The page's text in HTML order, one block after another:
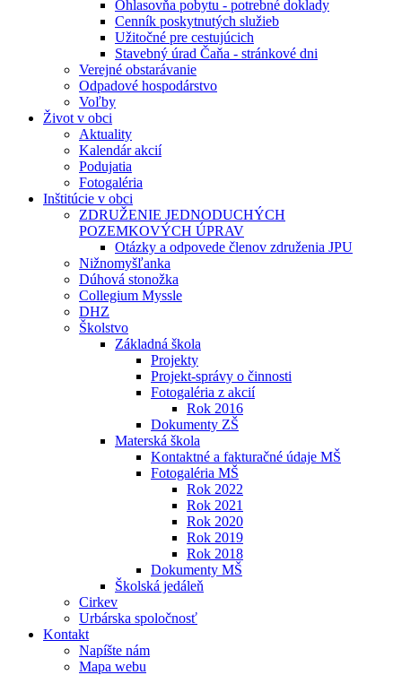
Ohlasovňa pobytu - potrebné doklady
Cenník poskytnutých služieb
Užitočné pre cestujúcich
Stavebný úrad Čaňa - stránkové dni
Verejné obstarávanie
Odpadové hospodárstvo
Voľby
Život v obci
Aktuality
Kalendár akcií
Podujatia
Fotogaléria
Inštitúcie v obci
ZDRUŽENIE JEDNODUCHÝCH
POZEMKOVÝCH ÚPRAV
Otázky a odpovede členov združenia JPU
Nižnomyšľanka
Dúhová stonožka
Collegium Myssle
DHZ
Školstvo
Základná škola
Projekty
Projekt-správy o činnosti
Fotogaléria z akcií
Rok 2016
Dokumenty ZŠ
Materská škola
Kontaktné a fakturačné údaje MŠ
Fotogaléria MŠ
Rok 2022
Rok 2021
Rok 2020
Rok 2019
Rok 2018
Dokumenty MŠ
Školská jedáleň
Cirkev
Urbárska spoločnosť
Kontakt
Napíšte nám
Mapa webu